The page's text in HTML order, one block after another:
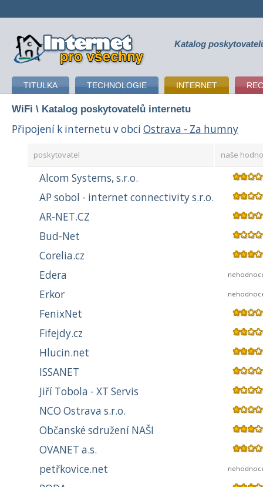
připojení k internetu Katalog
TITULKA TECHNOLOGIE INTERNET
WiFi \ Katalog poskytovatelů internetu
Připojení k internetu v obci Ostrava - Za humny
poskytovatel naše
Alcom Systems, s.r.o.
AP sobol - internet connectivity s.r.o.
AR-NET.CZ
Bud-Net
Corelia.cz
Edera
Erkor
FenixNet
Fifejdy.cz
Hlucin.net
ISSANET
Jiří Tobola - XT Servis
NCO Ostrava s.r.o.
Občanské sdružení NAŠI
OVANET a.s.
petřkovice.net